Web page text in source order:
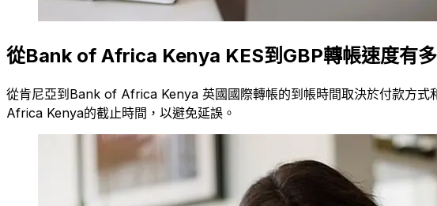
從Bank of Africa Kenya KES到GBP轉帳速度有多
從肯尼亞到Bank of Africa Kenya 英國國際轉帳的到帳時間取決於付款方
Africa Kenya的截止時間，以避免延誤。